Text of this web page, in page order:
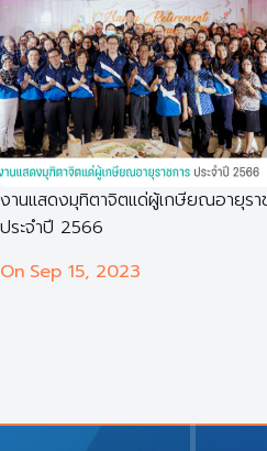
งานแสดงมุทิตาจิตแด่ผู้เกษียณอายุรา
ประจำปี 2566
On Sep 15, 2023